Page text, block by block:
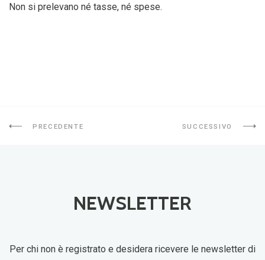
Non si prelevano né tasse, né spese.
PRECEDENTE SUCCESSIVO
NEWSLETTER
Per chi non è registrato e desidera ricevere le newsletter di